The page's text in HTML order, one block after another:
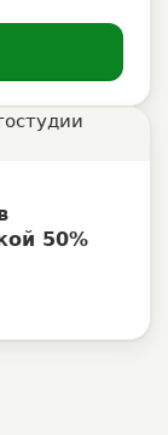
50%